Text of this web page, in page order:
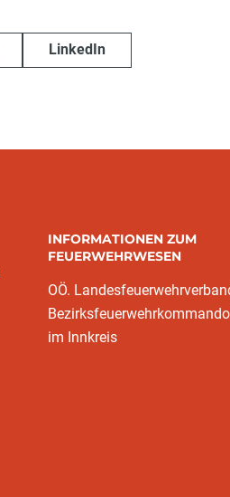
LinkedIn
INFORMATIONEN ZUM
FEUERWEHRWESEN
OÖ.
im Innkreis